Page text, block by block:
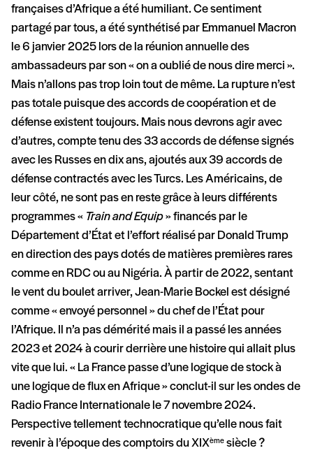
françaises d’Afrique a été humiliant. Ce sentiment
partagé par tous, a été synthétisé par Emmanuel Macron
le 6 janvier 2025 lors de la réunion annuelle des
ambassadeurs par son « on a oublié de nous dire merci ».
Mais n’allons pas trop loin tout de même. La rupture n’est
pas totale puisque des accords de coopération et de
défense existent toujours. Mais nous devrons agir avec
d’autres, compte tenu des 33 accords de défense signés
avec les Russes en dix ans, ajoutés aux 39 accords de
défense contractés avec les Turcs. Les Américains, de
leur côté, ne sont pas en reste grâce à leurs différents
programmes « Train and Equip» financés par le
Département d’État et l’effort réalisé par Donald Trump
en direction des pays dotés de matières premières rares
comme en RDC ou au Nigéria. À partir de 2022, sentant
le vent du boulet arriver, Jean-Marie Bockel est désigné
comme « envoyé personnel » du chef de l’État pour
l’Afrique. Il n’a pas démérité mais il a passé les années
2023 et 2024 à courir derrière une histoire qui allait plus
vite que lui. « La France passe d’une logique de stock à
une logique de flux en Afrique » conclut-il sur les ondes de
Radio France Internationale le 7 novembre 2024.
Perspective tellement technocratique qu’elle nous fait
revenir à l’époque des comptoirs du XIXème siècle ?